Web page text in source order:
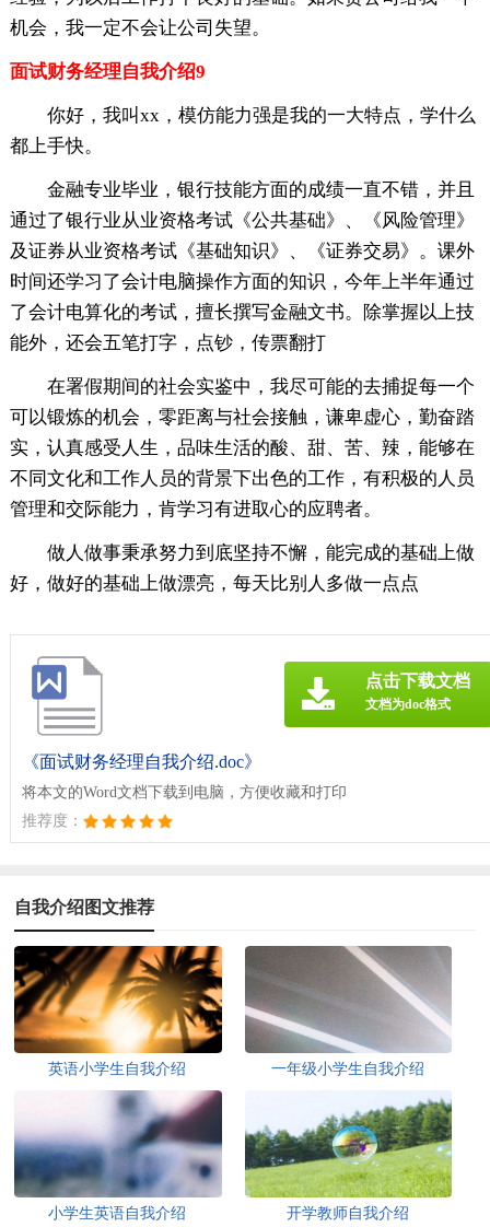
机会，我一定不会让公司失望。
面试财务经理自我介绍9
你好，我叫xx，模仿能力强是我的一大特点，学什么
都上手快。
金融专业毕业，银行技能方面的成绩一直不错，并且
通过了银行业从业资格考试《公共基础》、《风险管理》
及证券从业资格考试《基础知识》、《证券交易》。课外
时间还学习了会计电脑操作方面的知识，今年上半年通过
了会计电算化的考试，擅长撰写金融文书。除掌握以上技
能外，还会五笔打字，点钞，传票翻打
在署假期间的社会实鉴中，我尽可能的去捕捉每一个
可以锻炼的机会，零距离与社会接触，谦卑虚心，勤奋踏
实，认真感受人生，品味生活的酸、甜、苦、辣，能够在
不同文化和工作人员的背景下出色的工作，有积极的人员
管理和交际能力，肯学习有进取心的应聘者。
做人做事秉承努力到底坚持不懈，能完成的基础上做
好，做好的基础上做漂亮，每天比别人多做一点点
《面试财务经理自我介绍.doc》
将本文的Word文档下载到电脑，方便收藏和打印
推荐度：
点击下载文档
文档为doc格式
自我介绍图文推荐
英语小学生自我介绍 一年级小学生自我介绍
小学生英语自我介绍 开学教师自我介绍